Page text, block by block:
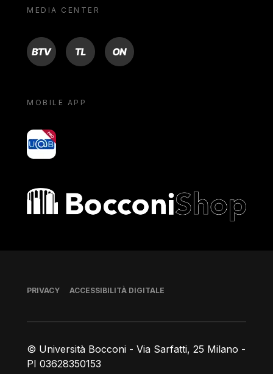
MEDIA CENTER
BTV TL ON
MOBILE APP
yoU@B
Bocconi shop
© Università Bocconi - Via Sarfatti, 25 Milano -
PI 03628350153
Piè di pagina
PRIVACY ACCESSIBILITÀ DIGITALE